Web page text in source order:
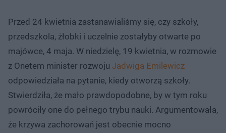
Przed 24 kwietnia zastanawialiśmy się, czy szkoły,
przedszkola, żłobki i uczelnie zostałyby otwarte po
majówce, 4 maja. W niedzielę, 19 kwietnia, w rozmowie
z Onetem minister rozwoju Jadwiga Emilewicz
odpowiedziała na pytanie, kiedy otworzą szkoły.
Stwierdziła, że mało prawdopodobne, by w tym roku
powróciły one do pełnego trybu nauki. Argumentowała,
że krzywa zachorowań jest obecnie mocno